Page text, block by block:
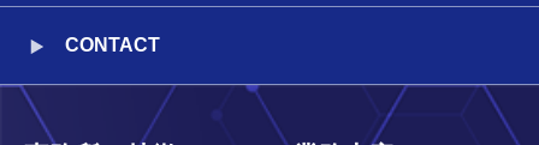
CONTACT